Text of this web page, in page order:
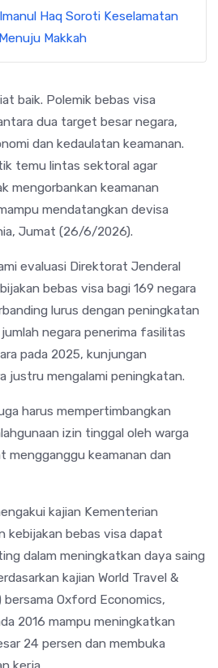
Haq Soroti Keselamatan
Makkah
baik. Polemik bebas visa
dua target besar negara,
dan kedaulatan keamanan.
temu lintas sektoral agar
mengorbankan keamanan
mendatangkan devisa
Jumat (26/6/2026).
evaluasi Direktorat Jenderal
bebas visa bagi 169 negara
lurus dengan peningkatan
negara penerima fasilitas
pada 2025, kunjungan
justru mengalami peningkatan.
harus mempertimbangkan
izin tinggal oleh warga
mengganggu keamanan dan
kajian Kementerian
kebijakan bebas visa dapat
dalam meningkatkan daya saing
kajian World Travel &
bersama Oxford Economics,
2016 mampu meningkatkan
24 persen dan membuka